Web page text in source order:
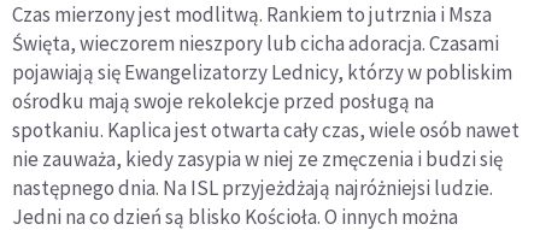
Czas mierzony jest modlitwą. Rankiem to jutrznia i Msza
Święta, wieczorem nieszpory lub cicha adoracja. Czasami
pojawiają się Ewangelizatorzy Lednicy, którzy w pobliskim
ośrodku mają swoje rekolekcje przed posługą na
spotkaniu. Kaplica jest otwarta cały czas, wiele osób nawet
nie zauważa, kiedy zasypia w niej ze zmęczenia i budzi się
następnego dnia. Na ISL przyjeżdżają najróżniejsi ludzie.
Jedni na co dzień są blisko Kościoła. O innych można